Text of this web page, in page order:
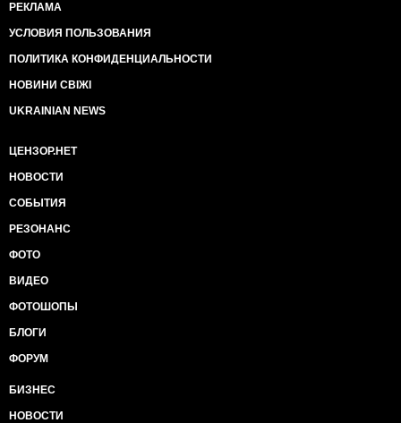
РЕКЛАМА
УСЛОВИЯ ПОЛЬЗОВАНИЯ
ПОЛИТИКА КОНФИДЕНЦИАЛЬНОСТИ
НОВИНИ СВІЖІ
UKRAINIAN NEWS
ЦЕНЗОР.НЕТ
НОВОСТИ
СОБЫТИЯ
РЕЗОНАНС
ФОТО
ВИДЕО
ФОТОШОПЫ
БЛОГИ
ФОРУМ
БИЗНЕС
НОВОСТИ